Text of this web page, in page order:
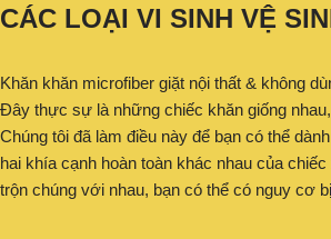
CÁC LOẠI VI SINH VỆ
Khăn khăn microfiber giặt nội thất & không
Đây thực sự là những chiếc khăn giống
Chúng tôi đã làm điều này để bạn có thể
hai khía cạnh hoàn toàn khác nhau của
trộn chúng với nhau, bạn có thể có nguy cơ